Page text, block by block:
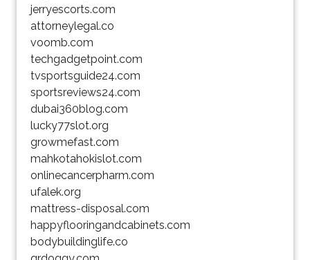
jerryescorts.com
attorneylegal.co
voomb.com
techgadgetpoint.com
tvsportsguide24.com
sportsreviews24.com
dubai360blog.com
lucky77slot.org
growmefast.com
mahkotahokislot.com
onlinecancerpharm.com
ufalek.org
mattress-disposal.com
happyflooringandcabinets.com
bodybuildinglife.co